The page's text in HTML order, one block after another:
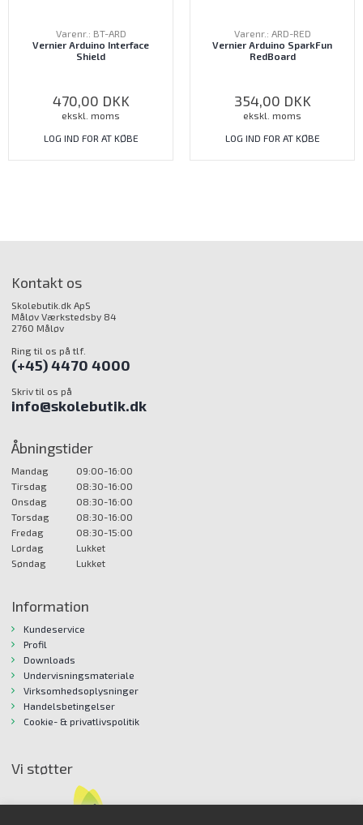
Varenr.: BT-ARD
Vernier Arduino Interface
Shield
470,00 DKK
ekskl. moms
LOG IND FOR AT KØBE
Varenr.: ARD-RED
Vernier Arduino SparkFun
RedBoard
354,00 DKK
ekskl. moms
LOG IND FOR AT KØBE
Kontakt os
Skolebutik.dk ApS
Måløv Værkstedsby 84
2760 Måløv
Ring til os på tlf.
(+45) 4470 4000
Skriv til os på
info@skolebutik.dk
Åbningstider
Mandag
09:00-16:00
Tirsdag
08:30-16:00
Onsdag
08:30-16:00
Torsdag
08:30-16:00
Fredag
08:30-15:00
Lørdag
Lukket
Søndag
Lukket
Information
Kundeservice
Profil
Downloads
Undervisningsmateriale
Virksomhedsoplysninger
Handelsbetingelser
Cookie- & privatlivspolitik
Vi støtter